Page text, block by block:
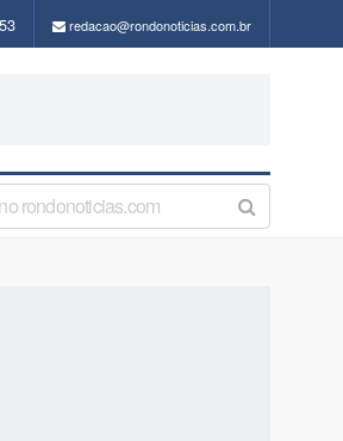
redacao@rondonoticias.com.br